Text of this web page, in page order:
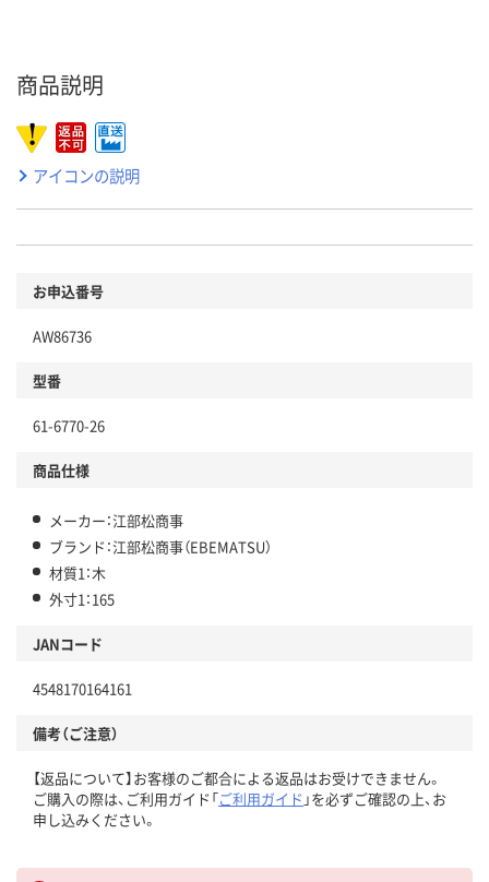
商品説明
アイコンの説明
お申込番号
AW86736
型番
61-6770-26
商品仕様
メーカー：江部松商事
ブランド：江部松商事（EBEMATSU）
材質1：木
外寸1：165
JANコード
4548170164161
備考（ご注意）
【返品について】お客様のご都合による返品はお受けできません。
ご購入の際は、ご利用ガイド「ご利用ガイド 」を必ずご確認の上、お
申し込みください。